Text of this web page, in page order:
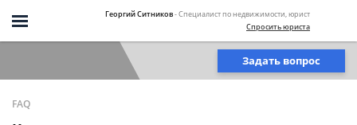
Георгий Ситников- Специалист по недвижимости, юрист
Спросить юриста
Задать вопрос
FAQ